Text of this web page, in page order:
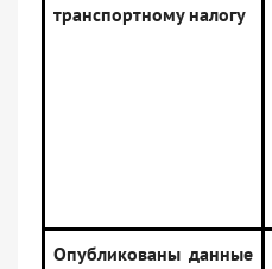
транспортному налогу
Опубликованы данные